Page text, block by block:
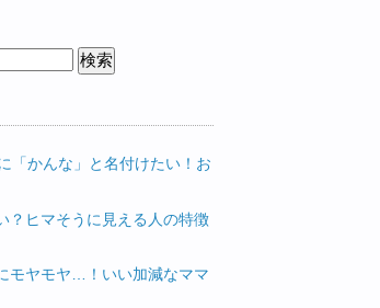
「かんな」と名付けたい！お
？ヒマそうに見える人の特徴
モヤモヤ…！いい加減なママ